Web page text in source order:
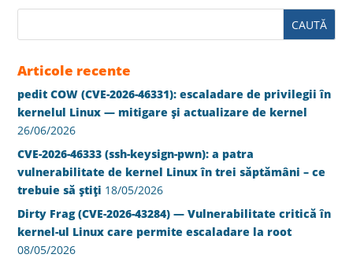
Articole recente
pedit COW (CVE-2026-46331): escaladare de privilegii în
kernelul Linux — mitigare și actualizare de kernel
26/06/2026
CVE-2026-46333 (ssh-keysign-pwn): a patra
vulnerabilitate de kernel Linux în trei săptămâni – ce
trebuie să știți 18/05/2026
Dirty Frag (CVE-2026-43284) — Vulnerabilitate critică în
kernel-ul Linux care permite escaladare la root
08/05/2026